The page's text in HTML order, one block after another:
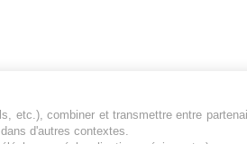
traite
Suivez-nous
combiner et transmettre entre
d'autres contextes.